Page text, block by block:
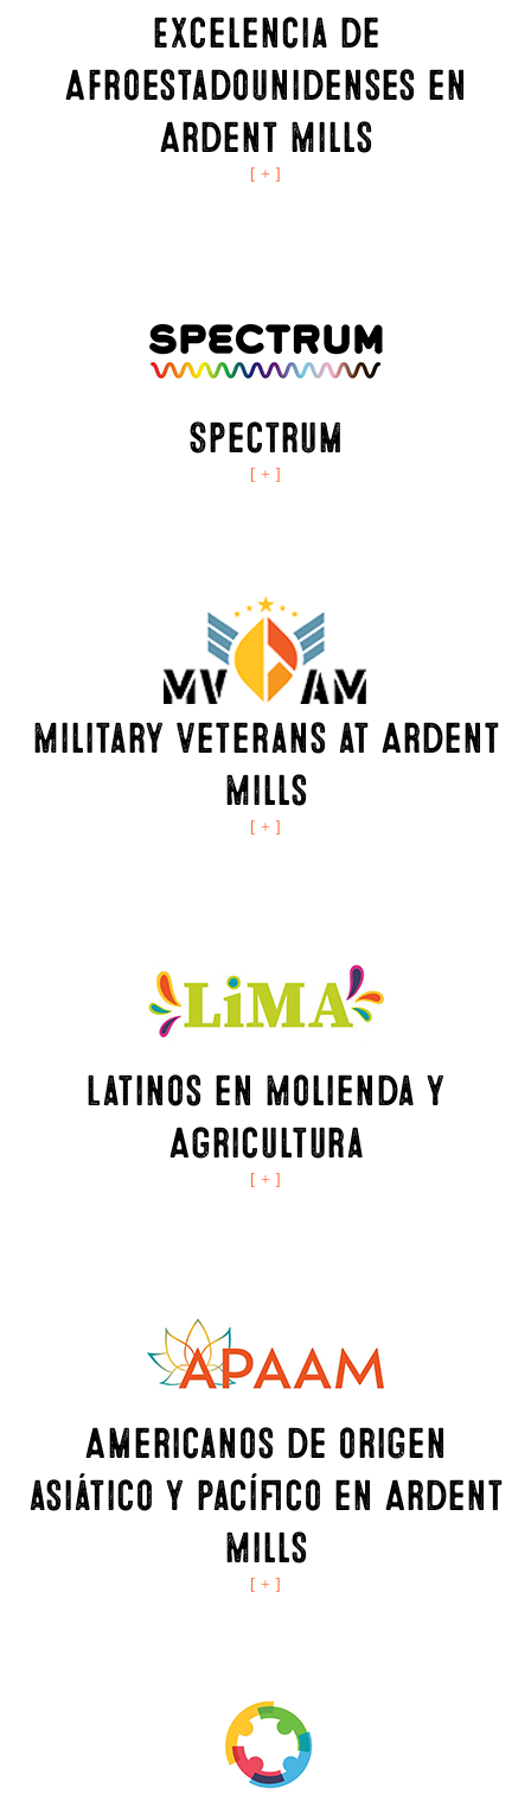
Excelencia de
Afroestadounidenses en
Ardent Mills
[ + ]
Spectrum
[ + ]
Military Veterans at Ardent
Mills
[ + ]
Latinos en Molienda y
Agricultura
[ + ]
Americanos de origen
asiático y pacífico en Ardent
Mills
[ + ]